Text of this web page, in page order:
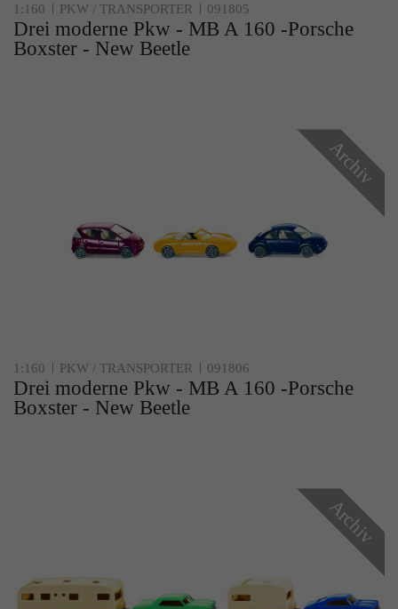
1:160 PKW / TRANSPORTER 091805
Drei moderne Pkw - MB A 160 -Porsche
Boxster - New Beetle
Archiv
1:160 PKW / TRANSPORTER 091806
Drei moderne Pkw - MB A 160 -Porsche
Boxster - New Beetle
Archiv